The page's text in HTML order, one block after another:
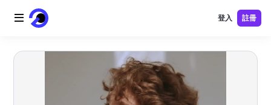
首頁
登入 註冊